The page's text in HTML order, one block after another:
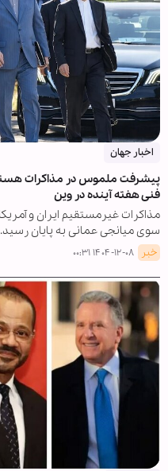
اخبار جهان
پیشرفت ملموس در مذاکرات
فنی هفته آینده در وین
مذاکرات غیرمستقیم ایران و
سوی میانجی عمانی به پایان رسید.
خبر ۱۴۰۴-۱۲-۰۸ ۰۰:۳۱